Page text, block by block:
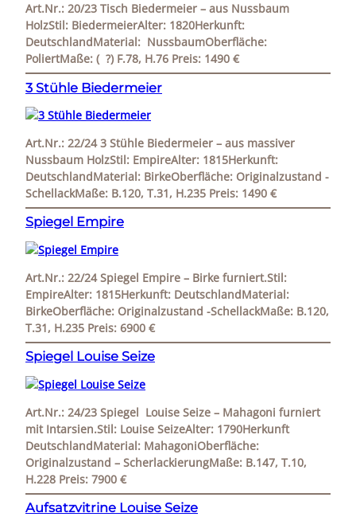
Art.Nr.: 20/23 Tisch Biedermeier – aus Nussbaum
HolzStil: BiedermeierAlter: 1820Herkunft:
DeutschlandMaterial: NussbaumOberfläche:
PoliertMaße: ( ?) F.78, H.76 Preis: 1490 €
3 Stühle Biedermeier
Art.Nr.: 22/24 3 Stühle Biedermeier – aus massiver
Nussbaum HolzStil: EmpireAlter: 1815Herkunft:
DeutschlandMaterial: BirkeOberfläche: Originalzustand -
SchellackMaße: B.120, T.31, H.235 Preis: 1490 €
Spiegel Empire
Art.Nr.: 22/24 Spiegel Empire – Birke furniert.Stil:
EmpireAlter: 1815Herkunft: DeutschlandMaterial:
BirkeOberfläche: Originalzustand -SchellackMaße: B.120,
T.31, H.235 Preis: 6900 €
Spiegel Louise Seize
Art.Nr.: 24/23 Spiegel Louise Seize – Mahagoni furniert
mit Intarsien.Stil: Louise SeizeAlter: 1790Herkunft
DeutschlandMaterial: MahagoniOberfläche:
Originalzustand – ScherlackierungMaße: B.147, T.10,
H.228 Preis: 7900 €
Aufsatzvitrine Louise Seize